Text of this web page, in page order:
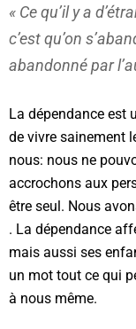
« Ce qu’il y a
c’est qu’on
abandonné par
La dépendance est
de vivre sainement
nous: nous ne
accrochons aux
être seul. Nous
. La dépendance
mais aussi ses
un mot tout ce qui
à nous même.